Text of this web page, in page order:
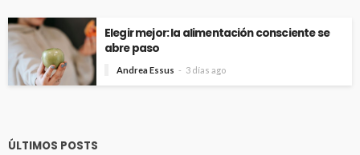
Elegir mejor: la alimentación consciente se
abre paso
Andrea Essus 3 días ago
ÚLTIMOS POSTS